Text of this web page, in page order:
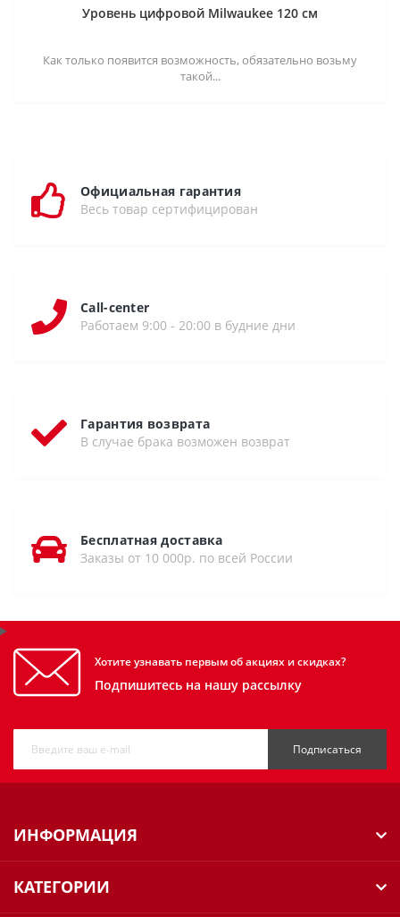
Уровень цифровой Milwaukee 120 см
Как только появится возможность, обязательно возьму
такой...
Официальная гарантия
Весь товар сертифицирован
Call-center
Работаем 9:00 - 20:00 в будние дни
Гарантия возврата
В случае брака возможен возврат
Бесплатная доставка
Заказы от 10 000р. по всей России
Хотите узнавать первым об акциях и скидках?
Подпишитесь на нашу рассылку
Подписаться
ИНФОРМАЦИЯ
КАТЕГОРИИ